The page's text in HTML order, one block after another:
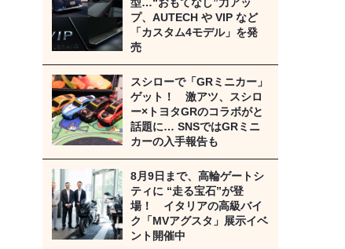
型…“おもてなし”力アッ
プ、AUTECH や VIP など
「カスタム4モデル」を発
売
スシローで「GRミニカー」
ゲット！ 激アツ、スシロ
ー×トヨタGRのコラボがと
話題に… SNSではGRミニ
カーの入手報告も
8月9日まで、高輪ゲートシ
ティに “走る宝石”が登
場！ イタリアの高級バイ
ク「MVアグスタ」展示イベ
ント開催中